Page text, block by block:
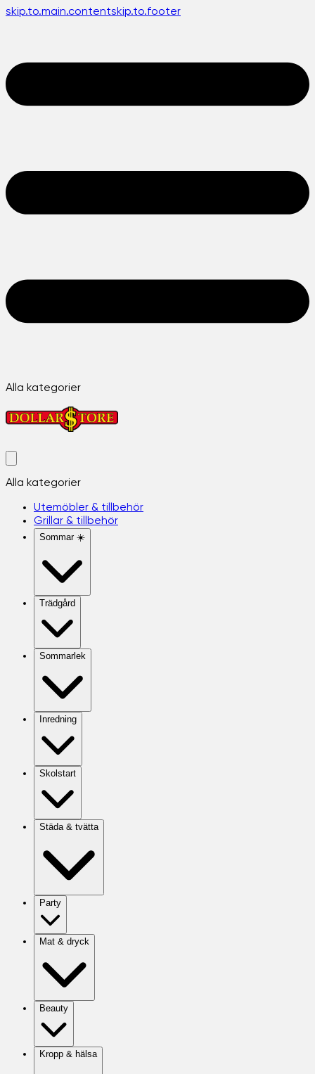
skip.to.main.contentskip.to.footer
Alla kategorier
Alla kategorier
Utemöbler & tillbehör
Grillar & tillbehör
Sommar ☀️
Trädgård
Sommarlek
Inredning
Skolstart
Städa & tvätta
Party
Mat & dryck
Beauty
Kropp & hälsa